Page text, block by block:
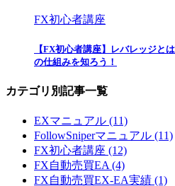
FX初心者講座
【FX初心者講座】レバレッジと
の仕組みを知ろう！
カテゴリ別記事一覧
EXマニュアル (11)
FollowSniperマニュアル (11)
FX初心者講座 (12)
FX自動売買EA (4)
FX自動売買EX-EA実績 (1)